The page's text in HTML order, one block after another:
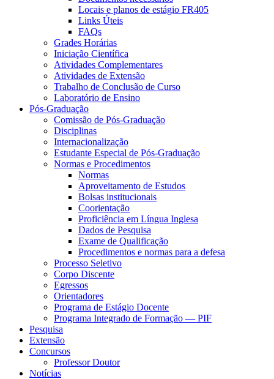
Locais e planos de estágio FR405
Links Úteis
FAQs
Grades Horárias
Iniciação Científica
Atividades Complementares
Atividades de Extensão
Trabalho de Conclusão de Curso
Laboratório de Ensino
Pós-Graduação
Comissão de Pós-Graduação
Disciplinas
Internacionalização
Estudante Especial de Pós-Graduação
Normas e Procedimentos
Normas
Aproveitamento de Estudos
Bolsas institucionais
Coorientação
Proficiência em Língua Inglesa
Dados de Pesquisa
Exame de Qualificação
Procedimentos e normas para a defesa
Processo Seletivo
Corpo Discente
Egressos
Orientadores
Programa de Estágio Docente
Programa Integrado de Formação — PIF
Pesquisa
Extensão
Concursos
Professor Doutor
Notícias